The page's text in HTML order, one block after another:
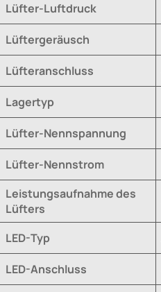
Lüfter-Luftdruck
Lüftergeräusch
Lüfteranschluss
Lagertyp
Lüfter-Nennspannung
Lüfter-Nennstrom
Leistungsaufnahme des
Lüfters
LED-Typ
LED-Anschluss